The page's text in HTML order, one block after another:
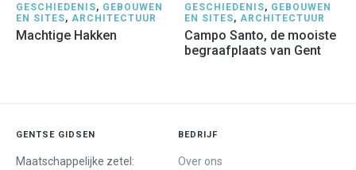
GESCHIEDENIS, GEBOUWEN
EN SITES, ARCHITECTUUR
Machtige Hakken
GESCHIEDENIS, GEBOUWEN
EN SITES, ARCHITECTUUR
Campo Santo, de mooiste
begraafplaats van Gent
GENTSE GIDSEN
Maatschappelijke zetel:
BEDRIJF
Over ons